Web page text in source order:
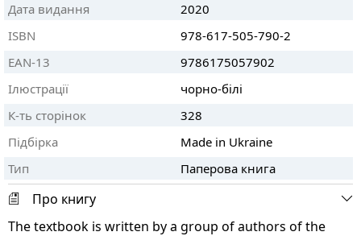
Дата видання
2020
ISBN
978-617-505-790-2
EAN-13
9786175057902
Ілюстрації
чорно-білі
К-ть сторінок
328
Підбірка
Made in Ukraine
Тип
Паперова книга
Про книгу
The textbook is written by a group of authors of the